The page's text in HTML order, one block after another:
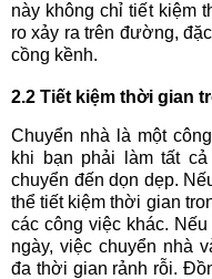
này không chỉ tiết kiệm
ro xảy ra trên đường,
cồng kềnh.
2.2 Tiết kiệm thời gian
Chuyển nhà là một
khi bạn phải làm tất
chuyển đến dọn dẹp.
thể tiết kiệm thời gian
các công việc khác.
ngày, việc chuyển nhà
đa thời gian rảnh rỗi.